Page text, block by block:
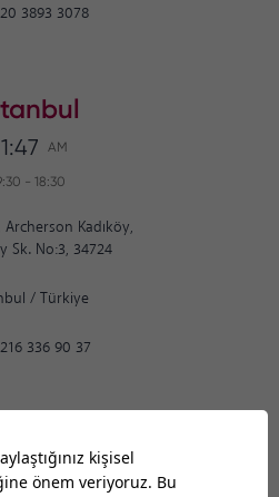
3893 3078
AM
- 18:30
Kadıköy,
Sk. No:3, 34724
/ Türkiye
336 90 37
AM